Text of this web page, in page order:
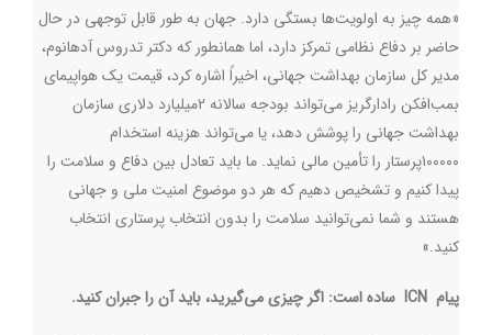
«همه چیز به اولویت‌ها بستگی دارد. جهان به طور قابل توجهی در حال
حاضر بر دفاع نظامی تمرکز دارد، اما همانطور که دکتر تدروس آدهانوم،
مدیر کل سازمان بهداشت جهانی، اخیراً اشاره کرد، قیمت یک هواپیمای
بمب‌افکن رادارگریز می‌تواند بودجه سالانه ۲میلیارد دلاری سازمان
بهداشت جهانی را پوشش دهد، یا می‌تواند هزینه استخدام
۱۰۰۰۰۰پرستار را تأمین مالی نماید. ما باید تعادل بین دفاع و سلامت را
پیدا کنیم و تشخیص دهیم که هر دو موضوع امنیت ملی و جهانی
هستند و شما نمی‌توانید سلامت را بدون انتخاب پرستاری انتخاب
کنید.
»
پیام ICN ساده است: اگر چیزی می‌گیرید، باید آن را جبران کنید.